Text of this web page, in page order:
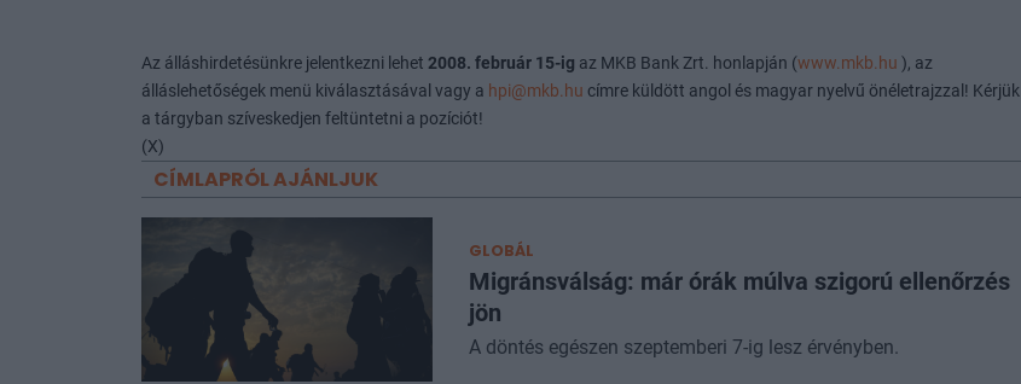
Az álláshirdetésünkre jelentkezni lehet 2008. február 15-ig az MKB Bank Zrt. honlapján (www.mkb.hu ), az
álláslehetőségek menü kiválasztásával vagy a hpi@mkb.hu címre küldött angol és magyar nyelvű önéletrajzzal! Kérjük
a tárgyban szíveskedjen feltüntetni a pozíciót!
(X)
CÍMLAPRÓL AJÁNLJUK
GLOBÁL
Migránsválság: már órák múlva szigorú ellenőrzés
jön
A döntés egészen szeptemberi 7-ig lesz érvényben.